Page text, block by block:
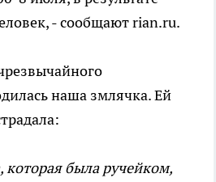
- сообщают rian.ru.
наша змлячка. Ей
которая была ручейком,